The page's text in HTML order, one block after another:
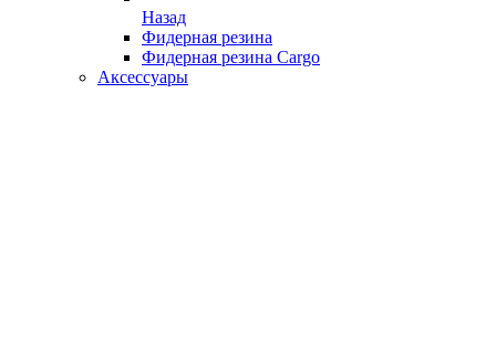
Назад
Фидерная резина
Фидерная резина Cargo
Аксессуары